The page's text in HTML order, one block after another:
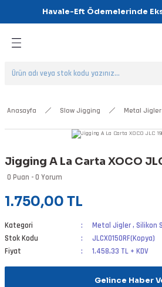
Havale-Eft Ödemelerinde
Geri Dön
Geri Dön
Geri Dön
Geri Dön
Geri Dön
Geri Dön
Anasayfa Slow Jigging Metal Jigler
Jigging A La Carta XOCO
0 Puan - 0 Yorum
1.750,00 TL
Kategori Metal Jigler , Silikon
Stok Kodu
JLCXO150RF(Kopya)
Fiyat
1.458,33 TL + KDV
Gelince Haber